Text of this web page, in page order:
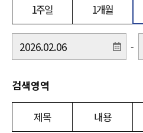
1주일 1개월
-
검색영역
제목 내용